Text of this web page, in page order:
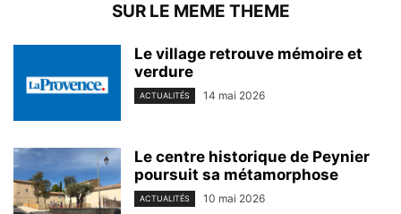
SUR LE MEME THEME
Le village retrouve mémoire et
verdure
ACTUALITÉS 14 mai 2026
Le centre historique de Peynier
poursuit sa métamorphose
ACTUALITÉS 10 mai 2026